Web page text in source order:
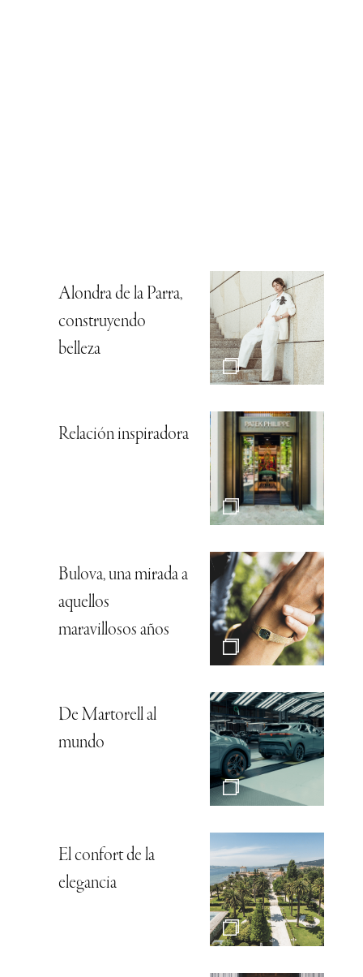
Alondra de la Parra,
construyendo
belleza
Relación inspiradora
Bulova, una mirada a
aquellos
maravillosos años
De Martorell al
mundo
El confort de la
elegancia